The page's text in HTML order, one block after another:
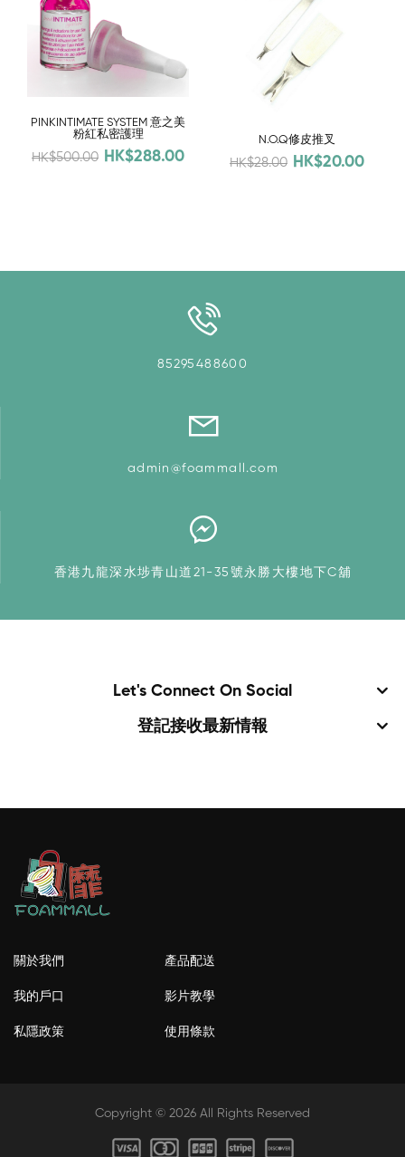
PINKINTIMATE SYSTEM 意之美
粉紅私密護理
HK$500.00 HK$288.00
N.O.Q修皮推叉
HK$28.00 HK$20.00
85295488600
admin@foammall.com
香港九龍深水埗青山道21-35號永勝大樓地下C舖
Let's Connect On Social
登記接收最新情報
關於我們 產品配送
我的戶口 影片教學
私隱政策 使用條款
Copyright © 2026 All Rights Reserved